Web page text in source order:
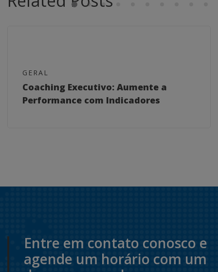
GERAL
Coaching Executivo: Aumente a
Performance com Indicadores
Entre em contato conosco e
agende um horário com um